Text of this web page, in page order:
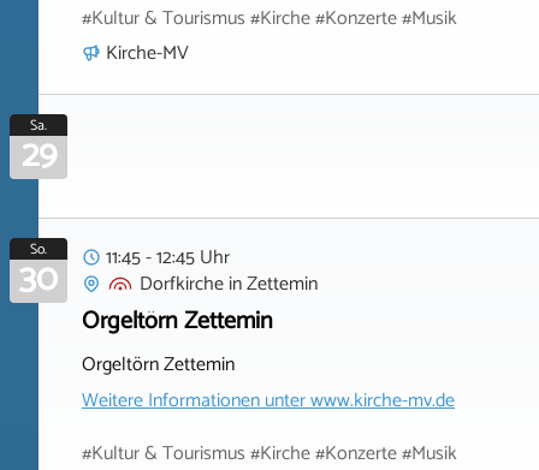
#Kultur & Tourismus #Kirche #Konzerte #Musik
Kirche-MV
Sa.
29
So.
30
11:45 - 12:45 Uhr
DorfkircheinZettemin
Orgeltörn Zettemin
Orgeltörn Zettemin
Weitere Informationen unterwww.kirche-mv.de
#Kultur & Tourismus #Kirche #Konzerte #Musik